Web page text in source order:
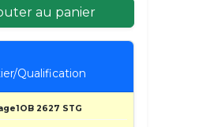
au panier
Qualification
2627 STG